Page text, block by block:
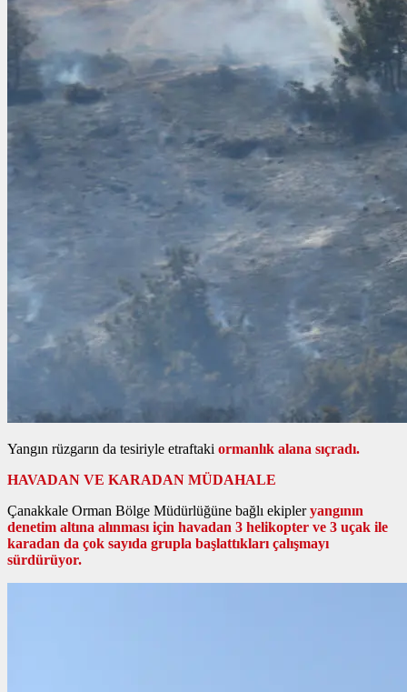
Yangın rüzgarın da tesiriyle etraftaki ormanlık alana sıçradı.
HAVADAN VE KARADAN MÜDAHALE
Çanakkale Orman Bölge Müdürlüğüne bağlı ekipleryangının
denetim altına alınması için havadan 3 helikopter ve 3 uçak ile
karadan da çok sayıda grupla başlattıkları çalışmayı
sürdürüyor.